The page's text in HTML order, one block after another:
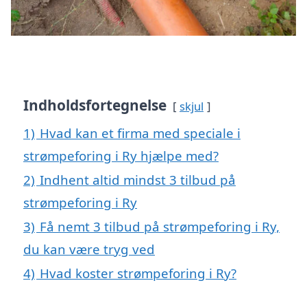
Indholdsfortegnelse skjul
1) Hvad kan et firma med speciale i
strømpeforing i Ry hjælpe med?
2) Indhent altid mindst 3 tilbud på
strømpeforing i Ry
3) Få nemt 3 tilbud på strømpeforing i Ry,
du kan være tryg ved
4) Hvad koster strømpeforing i Ry?